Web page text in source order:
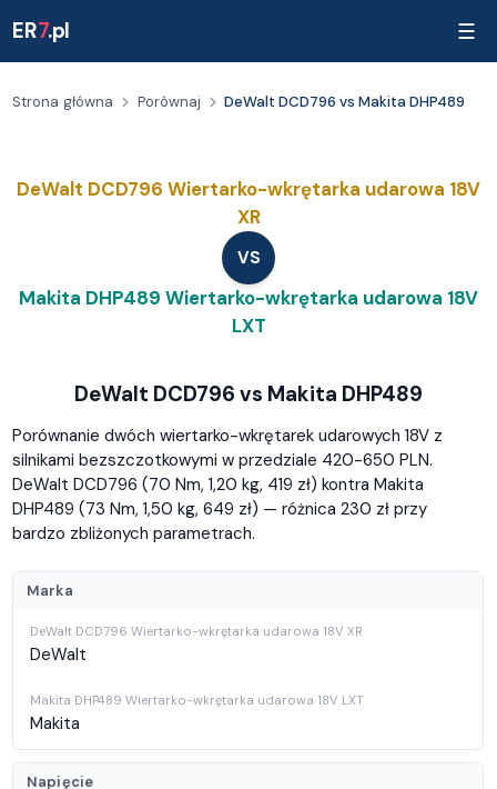
ER7.pl ☰
Strona główna Porównaj DeWalt DCD796 vs Makita DHP489
DeWalt DCD796 Wiertarko-wkrętarka udarowa 18V
XR
VS
Makita DHP489 Wiertarko-wkrętarka udarowa 18V
LXT
DeWalt DCD796 vs Makita DHP489
Porównanie dwóch wiertarko-wkrętarek udarowych 18V z
silnikami bezszczotkowymi w przedziale 420-650 PLN.
DeWalt DCD796 (70 Nm, 1,20 kg, 419 zł) kontra Makita
DHP489 (73 Nm, 1,50 kg, 649 zł) — różnica 230 zł przy
bardzo zbliżonych parametrach.
Marka
DeWalt
Makita
Napięcie